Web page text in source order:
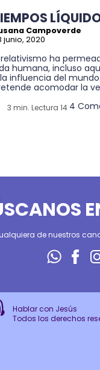
Campoverde
junio, 2020
relativismo ha
humana, incluso
influencia del
acomodar la
3 min. Lectura 14 4
de nuestros
Hablar con Jesús
Todos los derechos